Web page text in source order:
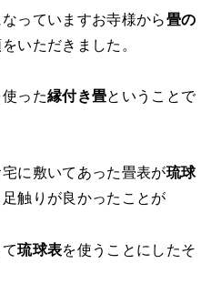
っていますお寺様から畳の
いただきました。
使った縁付き畳ということで
に敷いてあった畳表が琉球
触りが良かったことが
て琉球表を使うことにしたそ